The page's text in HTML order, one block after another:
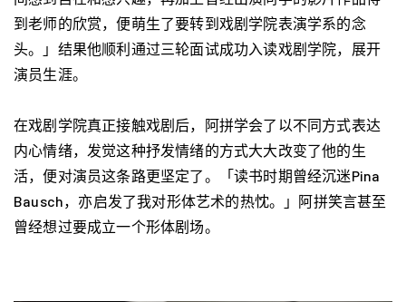
到老师的欣赏，便萌生了要转到戏剧学院表演学系的念
头。」结果他顺利通过三轮面试成功入读戏剧学院，展开
演员生涯。
在戏剧学院真正接触戏剧后，阿拼学会了以不同方式表达
内心情绪，发觉这种抒发情绪的方式大大改变了他的生
活，便对演员这条路更坚定了。「读书时期曾经沉迷Pina
Bausch，亦启发了我对形体艺术的热忱。」阿拼笑言甚至
曾经想过要成立一个形体剧场。